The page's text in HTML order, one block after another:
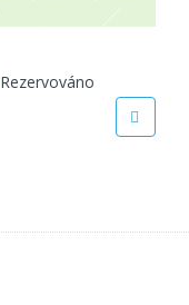
Rezervováno